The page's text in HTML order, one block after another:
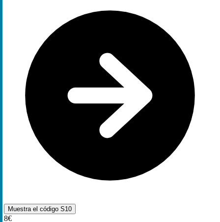
Muestra el código S10
8€